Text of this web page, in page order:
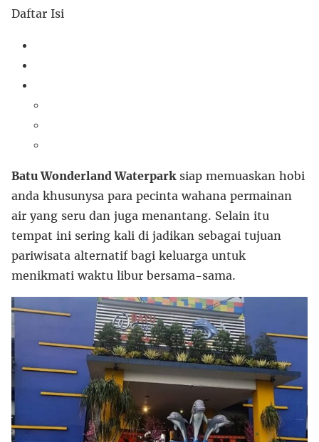
Daftar Isi
Batu Wonderland Waterpark siap memuaskan hobi
anda khusunysa para pecinta wahana permainan
air yang seru dan juga menantang. Selain itu
tempat ini sering kali di jadikan sebagai tujuan
pariwisata alternatif bagi keluarga untuk
menikmati waktu libur bersama-sama.